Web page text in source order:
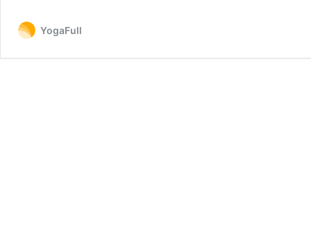
YogaFull